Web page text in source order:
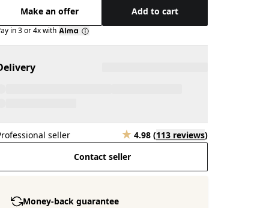
Make an offer Add to cart
in 3 or 4x with
seller 4.98 (113 reviews)
Contact seller
Money-back guarantee